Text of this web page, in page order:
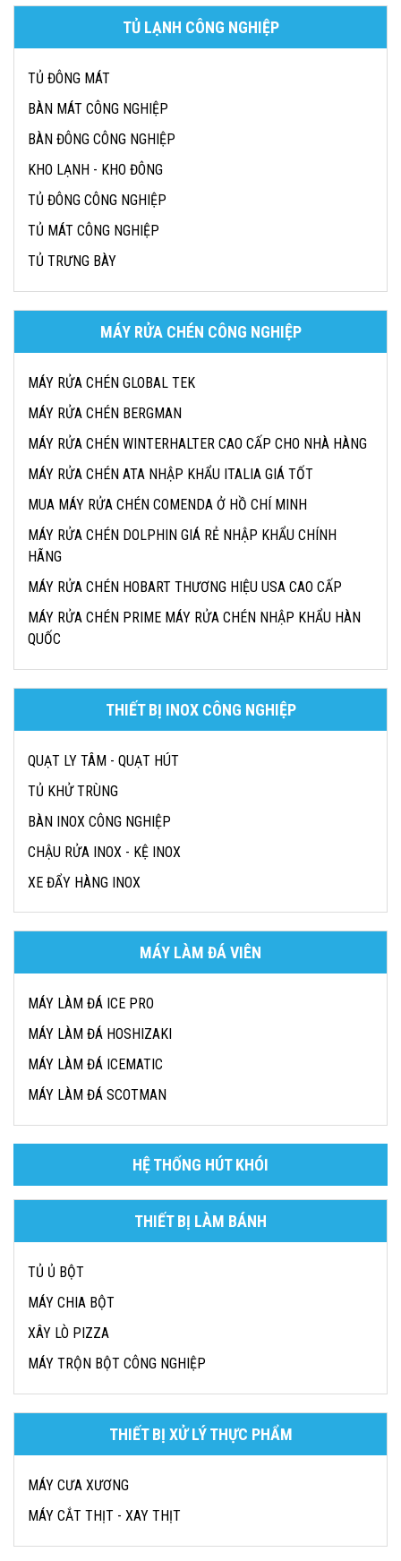
TỦ LẠNH CÔNG NGHIỆP
TỦ ĐÔNG MÁT
BÀN MÁT CÔNG NGHIỆP
BÀN ĐÔNG CÔNG NGHIỆP
KHO LẠNH - KHO ĐÔNG
TỦ ĐÔNG CÔNG NGHIỆP
TỦ MÁT CÔNG NGHIỆP
TỦ TRƯNG BÀY
MÁY RỬA CHÉN CÔNG NGHIỆP
MÁY RỬA CHÉN GLOBAL TEK
MÁY RỬA CHÉN BERGMAN
MÁY RỬA CHÉN WINTERHALTER CAO CẤP CHO NHÀ HÀNG
MÁY RỬA CHÉN ATA NHẬP KHẨU ITALIA GIÁ TỐT
MUA MÁY RỬA CHÉN COMENDA Ở HỒ CHÍ MINH
MÁY RỬA CHÉN DOLPHIN GIÁ RẺ NHẬP KHẨU CHÍNH
HÃNG
MÁY RỬA CHÉN HOBART THƯƠNG HIỆU USA CAO CẤP
MÁY RỬA CHÉN PRIME MÁY RỬA CHÉN NHẬP KHẨU HÀN
QUỐC
THIẾT BỊ INOX CÔNG NGHIỆP
QUẠT LY TÂM - QUẠT HÚT
TỦ KHỬ TRÙNG
BÀN INOX CÔNG NGHIỆP
CHẬU RỬA INOX - KỆ INOX
XE ĐẨY HÀNG INOX
MÁY LÀM ĐÁ VIÊN
MÁY LÀM ĐÁ ICE PRO
MÁY LÀM ĐÁ HOSHIZAKI
MÁY LÀM ĐÁ ICEMATIC
MÁY LÀM ĐÁ SCOTMAN
HỆ THỐNG HÚT KHÓI
THIẾT BỊ LÀM BÁNH
TỦ Ủ BỘT
MÁY CHIA BỘT
XÂY LÒ PIZZA
MÁY TRỘN BỘT CÔNG NGHIỆP
THIẾT BỊ XỬ LÝ THỰC PHẨM
MÁY CƯA XƯƠNG
MÁY CẮT THỊT - XAY THỊT